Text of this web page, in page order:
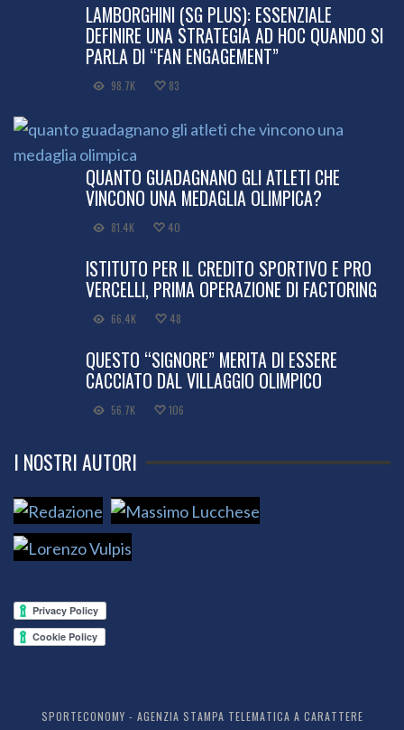
LAMBORGHINI (SG PLUS): ESSENZIALE
DEFINIRE UNA STRATEGIA AD HOC QUANDO SI
PARLA DI “FAN ENGAGEMENT”
98.7K 83
QUANTO GUADAGNANO GLI ATLETI CHE
VINCONO UNA MEDAGLIA OLIMPICA?
81.4K 40
ISTITUTO PER IL CREDITO SPORTIVO E PRO
VERCELLI, PRIMA OPERAZIONE DI FACTORING
66.4K 48
QUESTO “SIGNORE” MERITA DI ESSERE
CACCIATO DAL VILLAGGIO OLIMPICO
56.7K 106
I NOSTRI AUTORI
SPORTECONOMY - AGENZIA STAMPA TELEMATICA A CARATTERE